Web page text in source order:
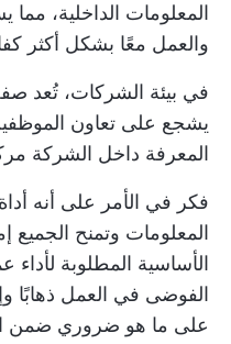
المعلومات الداخلية،
والعمل معًا بشكل أكثر
في بيئة الشركات، تُعد
يشجع على تعاون
المعرفة داخل الشركة
فكر في الأمر على أنه
المعلومات وتمنح الجميع
الأساسية المطلوبة
الفوضى في العمل ذهابًا
على ما هو ضروري ضمن